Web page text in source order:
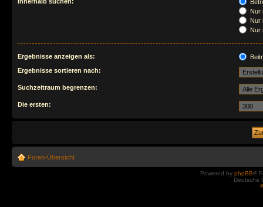
Nur
Nur
Nur
Ergebnisse anzeigen als:
Ergebnisse sortieren nach:
Suchzeitraum begrenzen:
Die ersten:
Foren-Übersicht
Powered by phpBB®
Deutsche